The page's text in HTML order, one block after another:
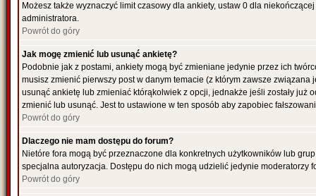
Możesz także wyznaczyć limit czasowy dla ankiety, ustaw 0 dla
administratora.
Powrót do góry
Jak mogę zmienić lub usunąć ankietę?
Podobnie jak z postami, ankiety mogą być zmieniane jedynie przez ich
musisz zmienić pierwszy post w danym temacie (z którym zawsze związana
usunąć ankietę lub zmieniać którąkolwiek z opcji, jednakże jeśli zostały już
zmienić lub usunąć. Jest to ustawione w ten sposób aby zapobiec
Powrót do góry
Dlaczego nie mam dostępu do forum?
Nietóre fora mogą być przeznaczone dla konkretnych użytkowników lub
specjalna autoryzacja. Dostępu do nich mogą udzielić jedynie moderatorzy
Powrót do góry